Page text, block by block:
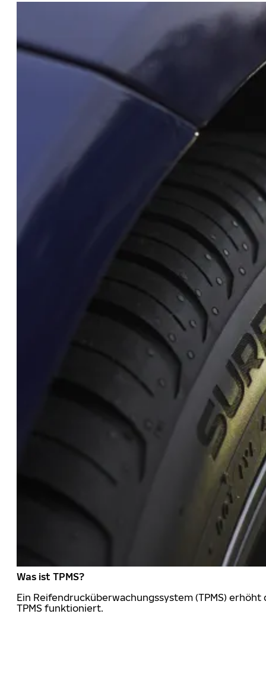
Was ist TPMS?
Ein Reifendrucküberwachungssystem (TPMS)
TPMS funktioniert.